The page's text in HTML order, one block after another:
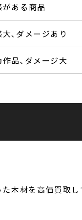
ある商品
､ダメージあり
品､ダメージ大
木材を高価買取し